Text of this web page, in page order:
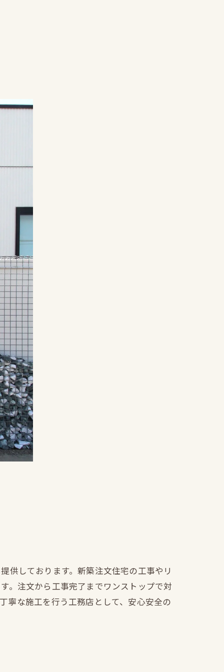
供しております。新築注文住宅の工事やリ
。注文から工事完了までワンストップで対
寧な施工を行う工務店として、安心安全の